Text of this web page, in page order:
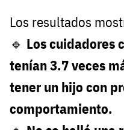
Los resultados
🔹 Los cuidadores
tenían 3.7 veces
tener un hijo con
comportamiento.